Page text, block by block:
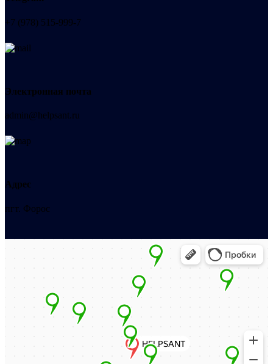
+7 (978) 515-999-7
Электронная почта
admin@helpsant.ru
Адрес
пгт. Форос